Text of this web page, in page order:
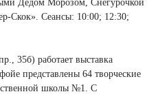
Дедом Морозом, Снегурочкой
Скок». Сеансы: 10:00; 12:30;
35б) работает выставка
представлены 64 творческие
школы №1. С